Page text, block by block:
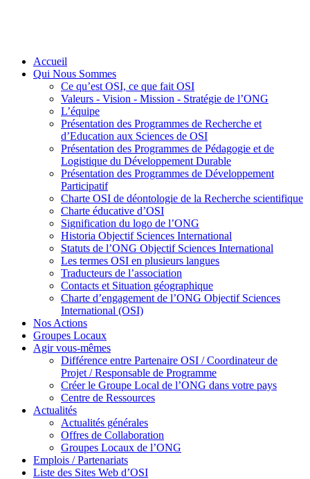
Accueil
Qui Nous Sommes
Ce qu’est OSI, ce que fait OSI
Valeurs - Vision - Mission - Stratégie de l’ONG
L’équipe
Présentation des Programmes de Recherche et
d’Education aux Sciences de OSI
Présentation des Programmes de Pédagogie et de
Logistique du Développement Durable
Présentation des Programmes de Développement
Participatif
Charte OSI de déontologie de la Recherche scientifique
Charte éducative d’OSI
Signification du logo de l’ONG
Historia Objectif Sciences International
Statuts de l’ONG Objectif Sciences International
Les termes OSI en plusieurs langues
Traducteurs de l’association
Contacts et Situation géographique
Charte d’engagement de l’ONG Objectif Sciences
International (OSI)
Nos Actions
Groupes Locaux
Agir vous-mêmes
Différence entre Partenaire OSI / Coordinateur de
Projet / Responsable de Programme
Créer le Groupe Local de l’ONG dans votre pays
Centre de Ressources
Actualités
Actualités générales
Offres de Collaboration
Groupes Locaux de l’ONG
Emplois / Partenariats
Liste des Sites Web d’OSI